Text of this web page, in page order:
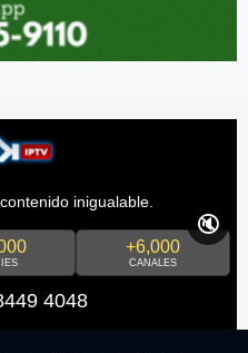
inigualable.
+6,000
CANALES
4048
🔇